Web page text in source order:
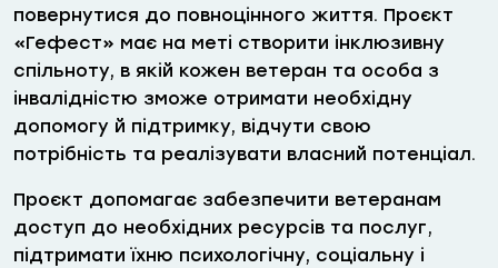
повернутися до повноцінного життя. Проєкт
«Гефест» має на меті створити інклюзивну
спільноту, в якій кожен ветеран та особа з
інвалідністю зможе отримати необхідну
допомогу й підтримку, відчути свою
потрібність та реалізувати власний потенціал.
Проєкт допомагає забезпечити ветеранам
доступ до необхідних ресурсів та послуг,
підтримати їхню психологічну, соціальну і